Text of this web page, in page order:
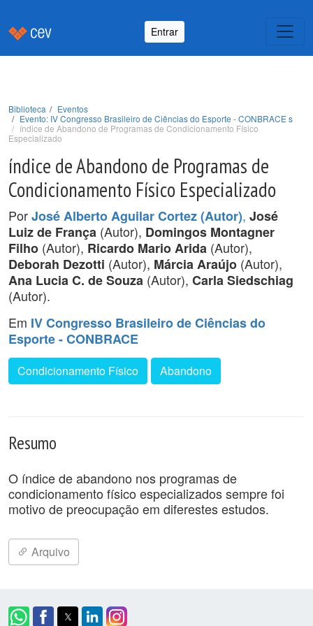
Entrar
Biblioteca
Eventos
Evento: IV Congresso Brasileiro de Ciências do Esporte - CONBRACE s
índice de Abandono de Programas de Condicionamento Físico
Especializado
índice de Abandono de Programas de
Condicionamento Físico Especializado
PorJosé Alberto Aguilar Cortez (Autor), José
Luiz de França (Autor), Domingos Montagner
Filho (Autor), Ricardo Mario Arida (Autor),
Deborah Dezotti (Autor), Márcia Araújo (Autor),
Ana Lucia C. de Souza (Autor), Carla Siedschiag
(Autor).
Em IV Congresso Brasileiro de Ciências do
Esporte - CONBRACE
Condicionamento Físico Abandono
Resumo
O índice de abandono nos programas de
condicionamento físico especializados sempre foi
motivo de preocupação em diferestes estudos.
Arquivo